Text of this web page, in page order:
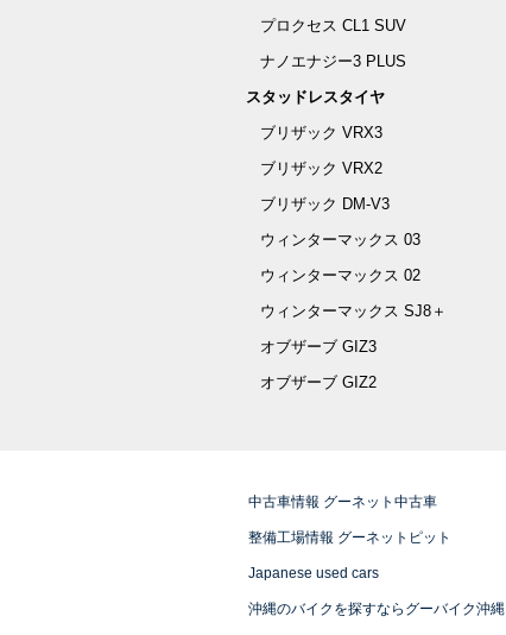
プロクセス CL1 SUV
ナノエナジー3 PLUS
スタッドレスタイヤ
ブリザック VRX3
ブリザック VRX2
ブリザック DM-V3
ウィンターマックス 03
ウィンターマックス 02
ウィンターマックス SJ8＋
オブザーブ GIZ3
オブザーブ GIZ2
中古車情報 グーネット中古車
整備工場情報 グーネットピット
Japanese used cars
沖縄のバイクを探すならグーバイク沖縄